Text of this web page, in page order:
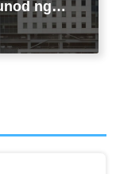
ng
war,